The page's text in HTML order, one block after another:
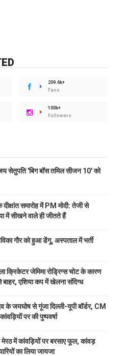
209.6k+
Fans
100k+
Followers
सेतुपति 'बिग बॉस तमिल सीजन 10' को
दीक्षांत समारोह में PM मोदी: तेजी से
में सीखने वाले ही जीतते हैं
गौर को हुआ डेंगू, अस्पताल में भर्ती
क्रिकेटर जेमिमा रोड्रिग्स चोट के कारण
बाहर, एशिया कप में खेलना संदिग्ध
के जयघोष से गूंजा दिल्ली-यूपी बॉर्डर, CM
पर की पुष्पवर्षा
मेरठ में कांवड़ियों पर बरसाए फूल, कांवड़
का लिया जायजा